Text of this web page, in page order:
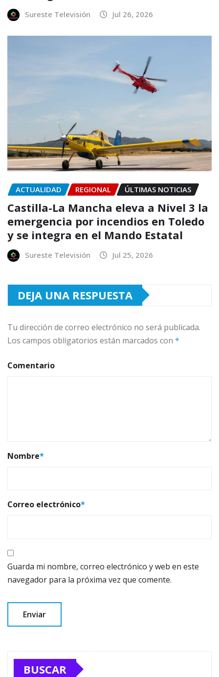
Sureste Televisión Jul 26, 2026
ACTUALIDAD REGIONAL ÚLTIMAS NOTICIAS
Castilla-La Mancha eleva a Nivel 3 la
emergencia por incendios en Toledo
y se integra en el Mando Estatal
Sureste Televisión Jul 25, 2026
DEJA UNA RESPUESTA
Tu dirección de correo electrónico no será publicada.
Los campos obligatorios están marcados con *
Comentario
Nombre*
Correo electrónico*
Guarda mi nombre, correo electrónico y web en este
navegador para la próxima vez que comente.
BUSCAR